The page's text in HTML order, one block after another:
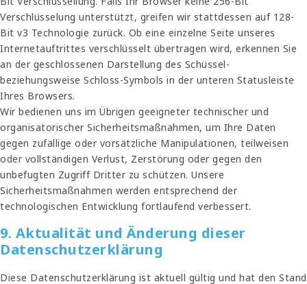
Verschlüsselung unterstützt, greifen wir stattdessen auf 128-
Bit v3 Technologie zurück. Ob eine einzelne Seite unseres
Internetauftrittes verschlüsselt übertragen wird, erkennen Sie
an der geschlossenen Darstellung des Schüssel-
beziehungsweise Schloss-Symbols in der unteren Statusleiste
Ihres Browsers.
Wir bedienen uns im Übrigen geeigneter technischer und
organisatorischer Sicherheitsmaßnahmen, um Ihre Daten
gegen zufällige oder vorsätzliche Manipulationen, teilweisen
oder vollständigen Verlust, Zerstörung oder gegen den
unbefugten Zugriff Dritter zu schützen. Unsere
Sicherheitsmaßnahmen werden entsprechend der
technologischen Entwicklung fortlaufend verbessert.
9. Aktualität und Änderung dieser
Datenschutzerklärung
Diese Datenschutzerklärung ist aktuell gültig und hat den Stand